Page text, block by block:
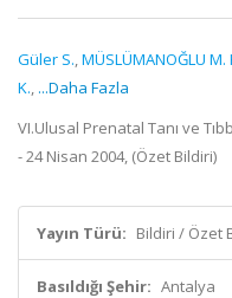
Güler S.,MÜSLÜMANOĞLU M.
K., ...Daha Fazla
VI.Ulusal Prenatal Tanı ve
- 24 Nisan 2004, (Özet Bildiri)
Yayın Türü: Bildiri / Özet
Basıldığı Şehir: Antalya